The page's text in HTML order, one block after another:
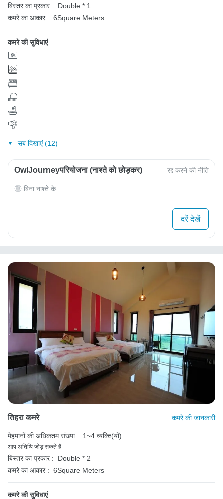
बिस्तर का प्रकार :
Double * 1
कमरे का आकार : 6Square Meters
कमरे की सुविधाएं
सब दिखाएं (12)
OwlJourneyपरियोजना (नाश्ते को छोड़कर) रद्द करने की नीति
बिना नाश्ते के
दरें देखें
तिहरा कमरे कमरे की जानकारी
मेहमानों की अधिकतम संख्या : 1~4 व्यक्ति(यों)
आप अतिथि जोड़ सकते हैं
बिस्तर का प्रकार :
Double * 2
कमरे का आकार : 6Square Meters
कमरे की सुविधाएं